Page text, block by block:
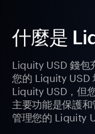
什麼是
Liquity USD 錢包
您的 Liquity USD
Liquity USD，但
主要功能是保護
管理您的 Liquity